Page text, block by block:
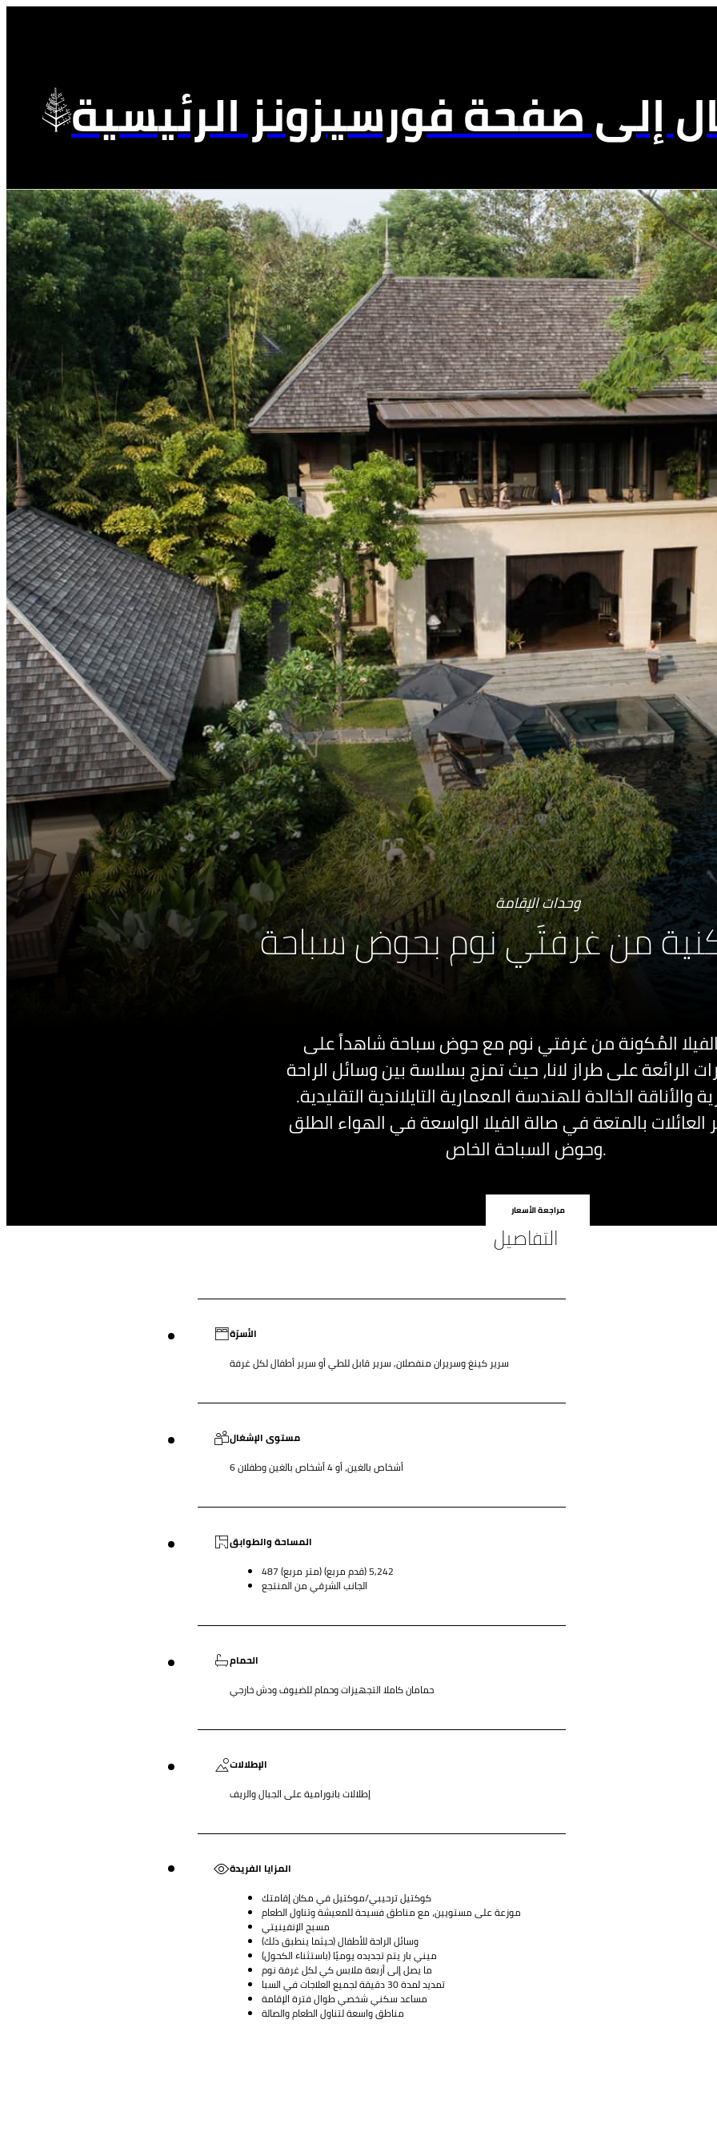
إلى صفحة فورسيزونز الرئيسية
وحدات الإقامة
من غرفتَي نوم بحوض سباحة
المُكونة من غرفتي نوم مع حوض سباحة شاهداً على
الرائعة على طراز لانا، حيث تمزج بسلاسة بين وسائل الراحة
والأناقة الخالدة للهندسة المعمارية التايلاندية التقليدية.
بالمتعة في صالة الفيلا الواسعة في الهواء الطلق
وحوض السباحة الخاص.
مراجعة الأسعار
التفاصيل
الأسرّة
سرير كينغ وسريران منفصلان, سرير قابل للطي أو سرير أطفال لكل غرفة
مستوى الإشغال
6 أشخاص بالغين، أو 4 أشخاص بالغين وطفلان
المساحة والطوابق
487 (متر مربع) 5,242 (قدم مربع)
الجانب الشرقي من المنتجع
الحمام
حمامان كاملا التجهيزات وحمام للضيوف ودش خارجي
الإطلالات
إطلالات بانورامية على الجبال والريف
المزايا الفريدة
كوكتيل ترحيبي/موكتيل في مكان إقامتك
موزعة على مستويين، مع مناطق فسيحة للمعيشة وتناول الطعام
مسبح الإنفينيتي
وسائل الراحة للأطفال (حيثما ينطبق ذلك)
ميني بار يتم تجديده يوميًا (باستثناء الكحول)
ما يصل إلى أربعة ملابس كي لكل غرفة نوم
تمديد لمدة 30 دقيقة لجميع العلاجات في السبا
مساعد سكني شخصي طوال فترة الإقامة
مناطق واسعة لتناول الطعام والصالة